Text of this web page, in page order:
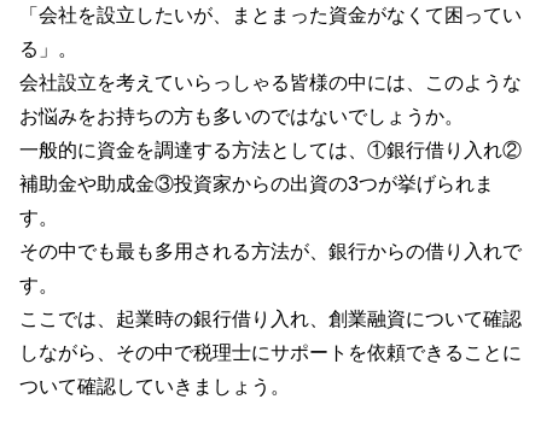
「会社を設立したいが、まとまった資金がなくて困ってい
る」。
会社設立を考えていらっしゃる皆様の中には、このような
お悩みをお持ちの方も多いのではないでしょうか。
一般的に資金を調達する方法としては、①銀行借り入れ②
補助金や助成金③投資家からの出資の3つが挙げられま
す。
その中でも最も多用される方法が、銀行からの借り入れで
す。
ここでは、起業時の銀行借り入れ、創業融資について確認
しながら、その中で税理士にサポートを依頼できることに
ついて確認していきましょう。